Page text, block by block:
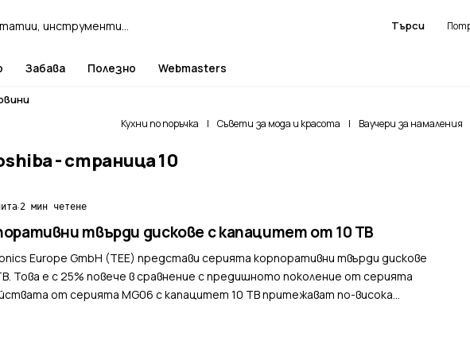
Търси
Забава Полезно Webmasters
Кухни по поръчка | Съвети за мода и красота | Ваучери за намаления
- страница 10
·2 мин четене
твърди дискове с капацитет от 10 TB
Europe GmbH (TEE) представи серията корпоративни твърди дискове
Това е с 25% повече в сравнение с предишното поколение от серията
от серията MG06 с капацитет 10 TB притежават по-висока